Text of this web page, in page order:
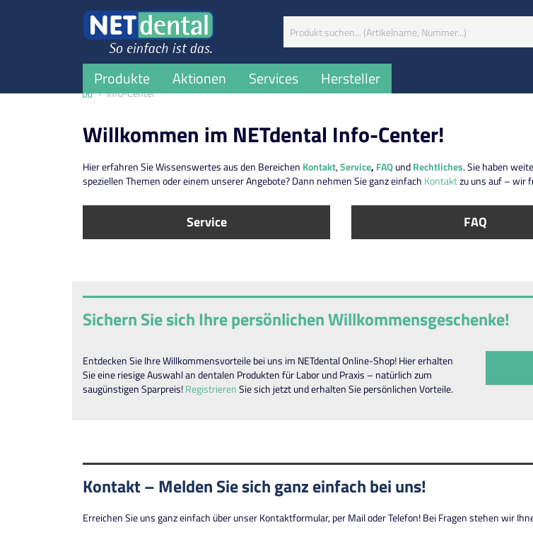
Produkte Aktionen Services Hersteller
HomeInfo-Center
Willkommen im NETdental Info-Center!
Hier erfahren Sie Wissenswertes aus den Bereichen Kontakt,Service, FAQundRechtliches. Sie haben
speziellen Themen oder einem unserer Angebote? Dann nehmen Sie ganz einfach Kontaktzu uns auf – wir
Service FAQ
Sichern Sie sich Ihre persönlichen Willkommensgeschenke!
Entdecken Sie Ihre Willkommensvorteile bei uns im NETdental Online-Shop! Hier erhalten
Sie eine riesige Auswahl an dentalen Produkten für Labor und Praxis – natürlich zum
saugünstigen Sparpreis!RegistrierenSie sich jetzt und erhalten Sie persönlichen Vorteile.
Kontakt – Melden Sie sich ganz einfach bei uns!
Erreichen Sie uns ganz einfach über unser Kontaktformular, per Mail oder Telefon! Bei Fragen stehen wir